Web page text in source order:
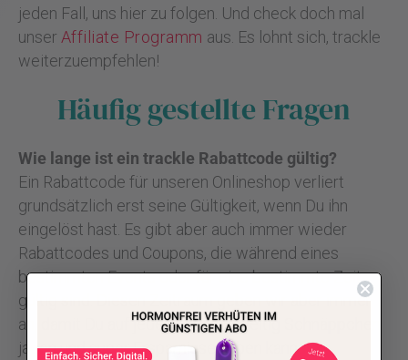
jeden Fall, uns hier zu folgen. Und check doch mal
unser Affiliate Programm aus. Es lohnt sich, trackle
weiterzuempfehlen!
Häufig gestellte Fragen
Wie lange ist ein trackle Rabattcode gültig?
Ein Rabattcode für unseren Onlineshop verliert
grundsätzlich erst seine Gültigkeit, wenn Du ihn
eingelöst hast. Es gibt aber auch immer wieder
Rabattcodes und Coupons, die während eines
bestimmten Events oder für eine bestimmte Zeit
gültig sind. Diesen Zeitraum geben wir aber immer
an, damit Du auf jeden Fall rechtzeitig Schnäppchen
jagen und super Ersparnisse haben kannst.